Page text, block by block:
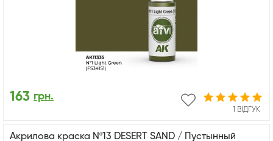
1 ВІДГУК
163 грн.
Акрилова краска Nº13 DESERT SAND / Пустынный